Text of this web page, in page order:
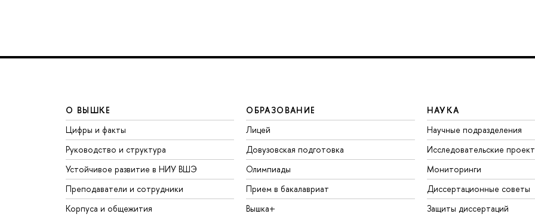
О ВЫШКЕ
Цифры и факты
Руководство и структура
Устойчивое развитие в НИУ ВШЭ
Преподаватели и сотрудники
Корпуса и общежития
ОБРАЗОВАНИЕ
Лицей
Довузовская подготовка
Олимпиады
Прием в бакалавриат
Вышка+
НАУКА
Научные подразделения
Исследовательские
Мониторинги
Диссертационные советы
Защиты диссертаций